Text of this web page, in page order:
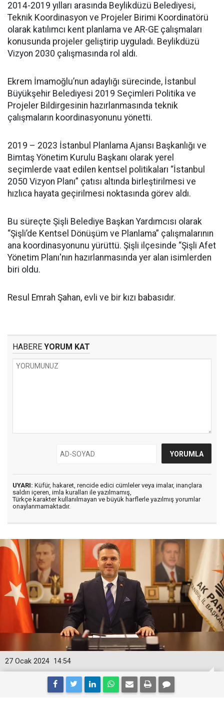
2014-2019 yılları arasında Beylikdüzü Belediyesi,
Teknik Koordinasyon ve Projeler Birimi Koordinatörü
olarak katılımcı kent planlama ve AR-GE çalışmaları
konusunda projeler geliştirip uyguladı. Beylikdüzü
Vizyon 2030 çalışmasında rol aldı.
Ekrem İmamoğlu’nun adaylığı sürecinde, İstanbul
Büyükşehir Belediyesi 2019 Seçimleri Politika ve
Projeler Bildirgesinin hazırlanmasında teknik
çalışmaların koordinasyonunu yönetti.
2019 – 2023 İstanbul Planlama Ajansı Başkanlığı ve
Bimtaş Yönetim Kurulu Başkanı olarak yerel
seçimlerde vaat edilen kentsel politikaları “İstanbul
2050 Vizyon Planı” çatısı altında birleştirilmesi ve
hızlıca hayata geçirilmesi noktasında görev aldı.
Bu süreçte Şişli Belediye Başkan Yardımcısı olarak
“Şişli’de Kentsel Dönüşüm ve Planlama” çalışmalarının
ana koordinasyonunu yürüttü. Şişli ilçesinde “Şişli Afet
Yönetim Planı'nın hazırlanmasında yer alan isimlerden
biri oldu.
Resul Emrah Şahan, evli ve bir kızı babasıdır.
HABERE YORUM KAT
UYARI: Küfür, hakaret, rencide edici cümleler veya imalar, inançlara
saldırı içeren, imla kuralları ile yazılmamış,
Türkçe karakter kullanılmayan ve büyük harflerle yazılmış yorumlar
onaylanmamaktadır.
14:54
27 Ocak 2024